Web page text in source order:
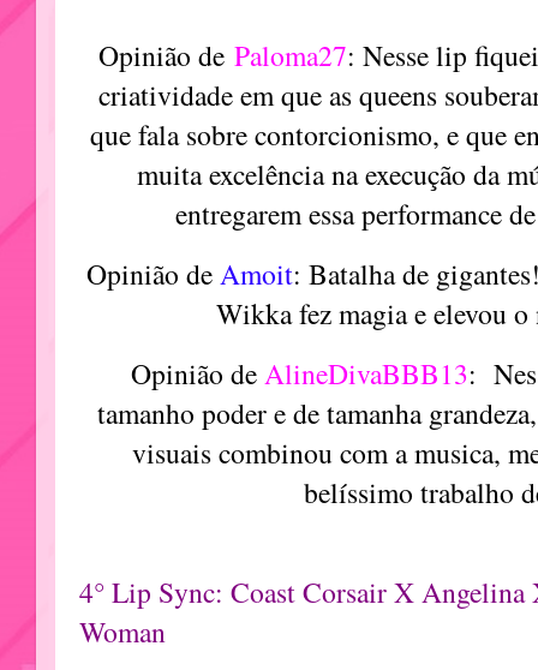
Opinião dePaloma27: Nesse lip
criatividade em que as queens
que fala sobre contorcionismo, e que
muita excelência na execução da
entregarem essa performance
Opinião deAmoit: Batalha de
Wikka fez magia e elevou
Opinião deAlineDivaBBB13:
tamanho poder e de tamanha
visuais combinou com a musica,
belíssimo trabalho
4° Lip Sync: Coast Corsair X Angelina
Woman